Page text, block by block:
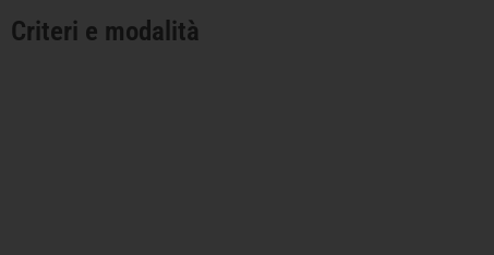
Criteri e modalità